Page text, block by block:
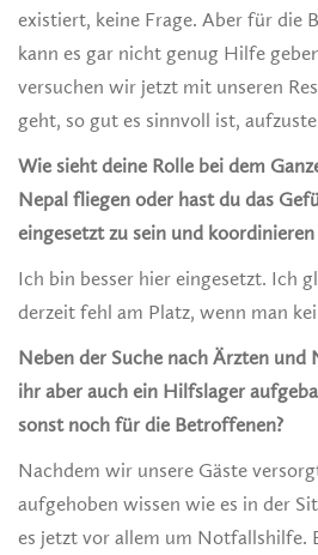
existiert, keine Frage. Aber für die
kann es gar nicht genug Hilfe
versuchen wir jetzt mit unseren
geht, so gut es sinnvoll ist,
Wie sieht deine Rolle bei dem
Nepal fliegen oder hast du das
eingesetzt zu sein und koordinieren
Ich bin besser hier eingesetzt. Ich
derzeit fehl am Platz, wenn man
Neben der Suche nach Ärzten
ihr aber auch ein Hilfslager
sonst noch für die Betroffenen?
Nachdem wir unsere Gäste
aufgehoben wissen wie es in der
es jetzt vor allem um Notfallshilfe.